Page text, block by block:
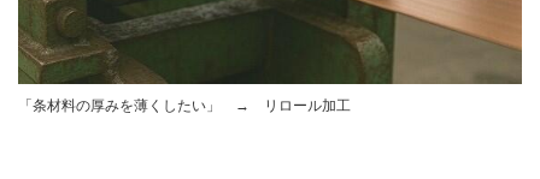
「条材料の厚みを薄くしたい」 → リロール加工